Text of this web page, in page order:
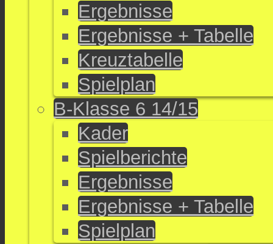
Ergebnisse
Ergebnisse + Tabelle
Kreuztabelle
Spielplan
B-Klasse 6 14/15
Kader
Spielberichte
Ergebnisse
Ergebnisse + Tabelle
Spielplan